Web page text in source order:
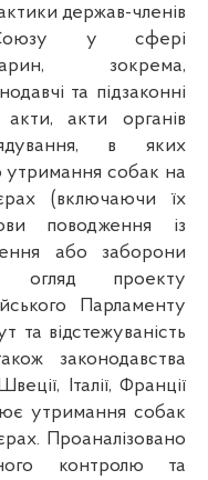
держав-членів
Союзу у сфері
зокрема,
та підзаконні
акти, акти органів
в яких
утримання собак на
(включаючи їх
поводження із
або заборони
огляд проекту
Парламенту
та відстежуваність
законодавства
Італії, Франції
утримання собак
Проаналізовано
контролю та